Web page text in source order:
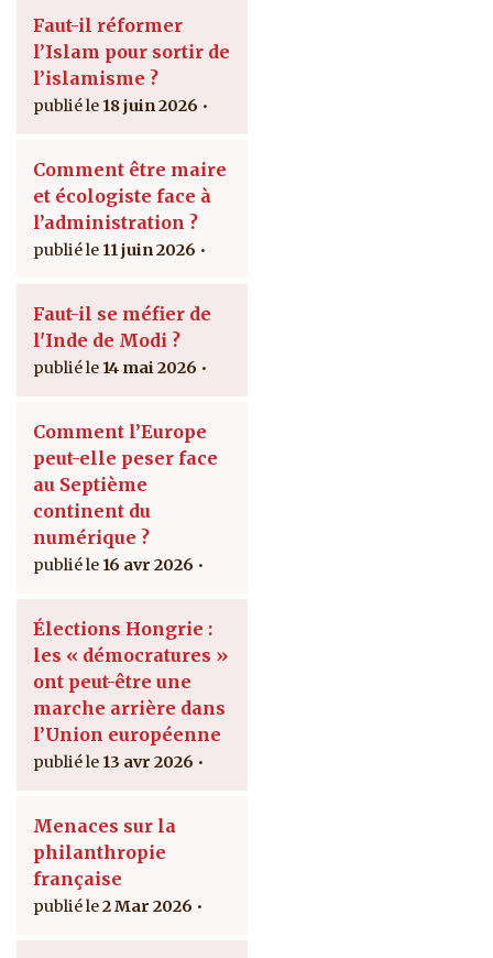
Faut-il réformer
l’Islam pour sortir de
l’islamisme ?
18 juin 2026
Comment être maire
et écologiste face à
l’administration ?
11 juin 2026
Faut-il se méfier de
l'Inde de Modi ?
14 mai 2026
Comment l’Europe
peut-elle peser face
au Septième
continent du
numérique ?
16 avr 2026
Élections Hongrie :
les « démocratures »
ont peut-être une
marche arrière dans
l’Union européenne
13 avr 2026
Menaces sur la
philanthropie
française
2 Mar 2026